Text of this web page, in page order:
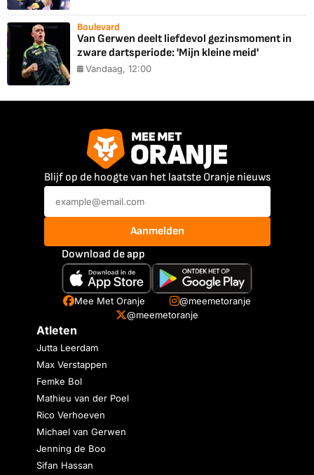
Boulevard
Van Gerwen deelt liefdevol gezinsmoment in
zware dartsperiode: 'Mijn kleine meid'
Vandaag, 12:00
Blijf op de hoogte van het laatste Oranje nieuws
Aanmelden
Download de app
Mee Met Oranje
@meemetoranje
@meemetoranje
Atleten
Jutta Leerdam
Max Verstappen
Femke Bol
Mathieu van der Poel
Rico Verhoeven
Michael van Gerwen
Jenning de Boo
Sifan Hassan